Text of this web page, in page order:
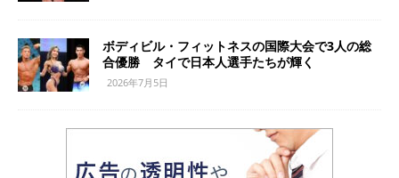
ボディビル・フィットネスの国際大会で3人の総
合優勝 タイで日本人選手たちが輝く
2026年7月5日